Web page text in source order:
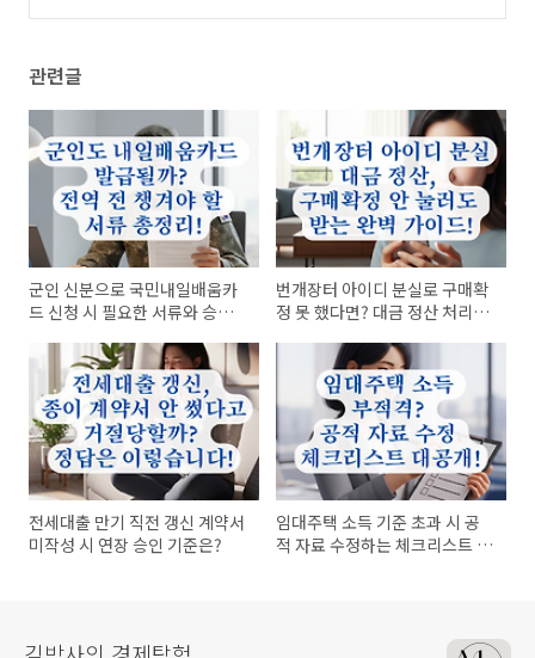
관련글
군인 신분으로 국민내일배움카
드 신청 시 필요한 서류와 승인
번개장터 아이디 분실로 구매확
정 못 했다면? 대금 정산 처리는
전세대출 만기 직전 갱신 계약서
미작성 시 연장 승인 기준은?
임대주택 소득 기준 초과 시 공
적 자료 수정하는 체크리스트 정